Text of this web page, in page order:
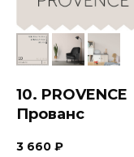
10. PROVENCE
Прованс
3 660 ₽